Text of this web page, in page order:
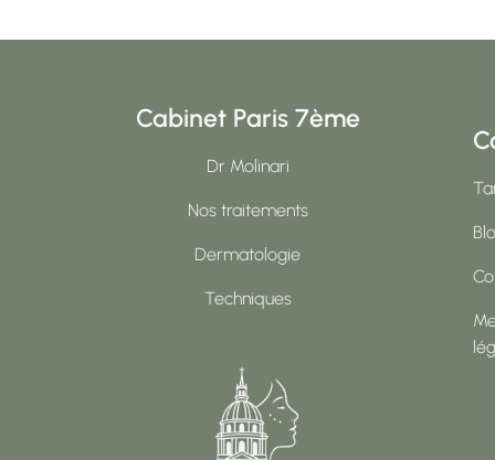
Cabinet Paris 7ème
Dr Molinari
Nos traitements
Dermatologie
Techniques